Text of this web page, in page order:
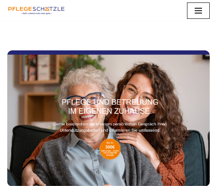
springen